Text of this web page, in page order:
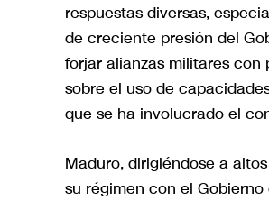
respuestas diversas,
de creciente presión del
forjar alianzas militares con
sobre el uso de
que se ha involucrado el
Maduro, dirigiéndose a
su régimen con el